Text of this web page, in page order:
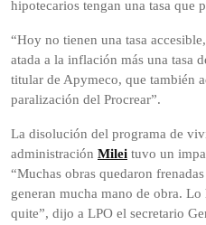
hipotecarios tengan una tasa que
“Hoy no tienen una tasa
atada a la inflación más una tasa
titular de Apymeco, que también
paralización del Procrear”.
La disolución del programa de
administración Milei tuvo un
“Muchas obras quedaron
generan mucha mano de obra.
quite”, dijo a LPO el secretario